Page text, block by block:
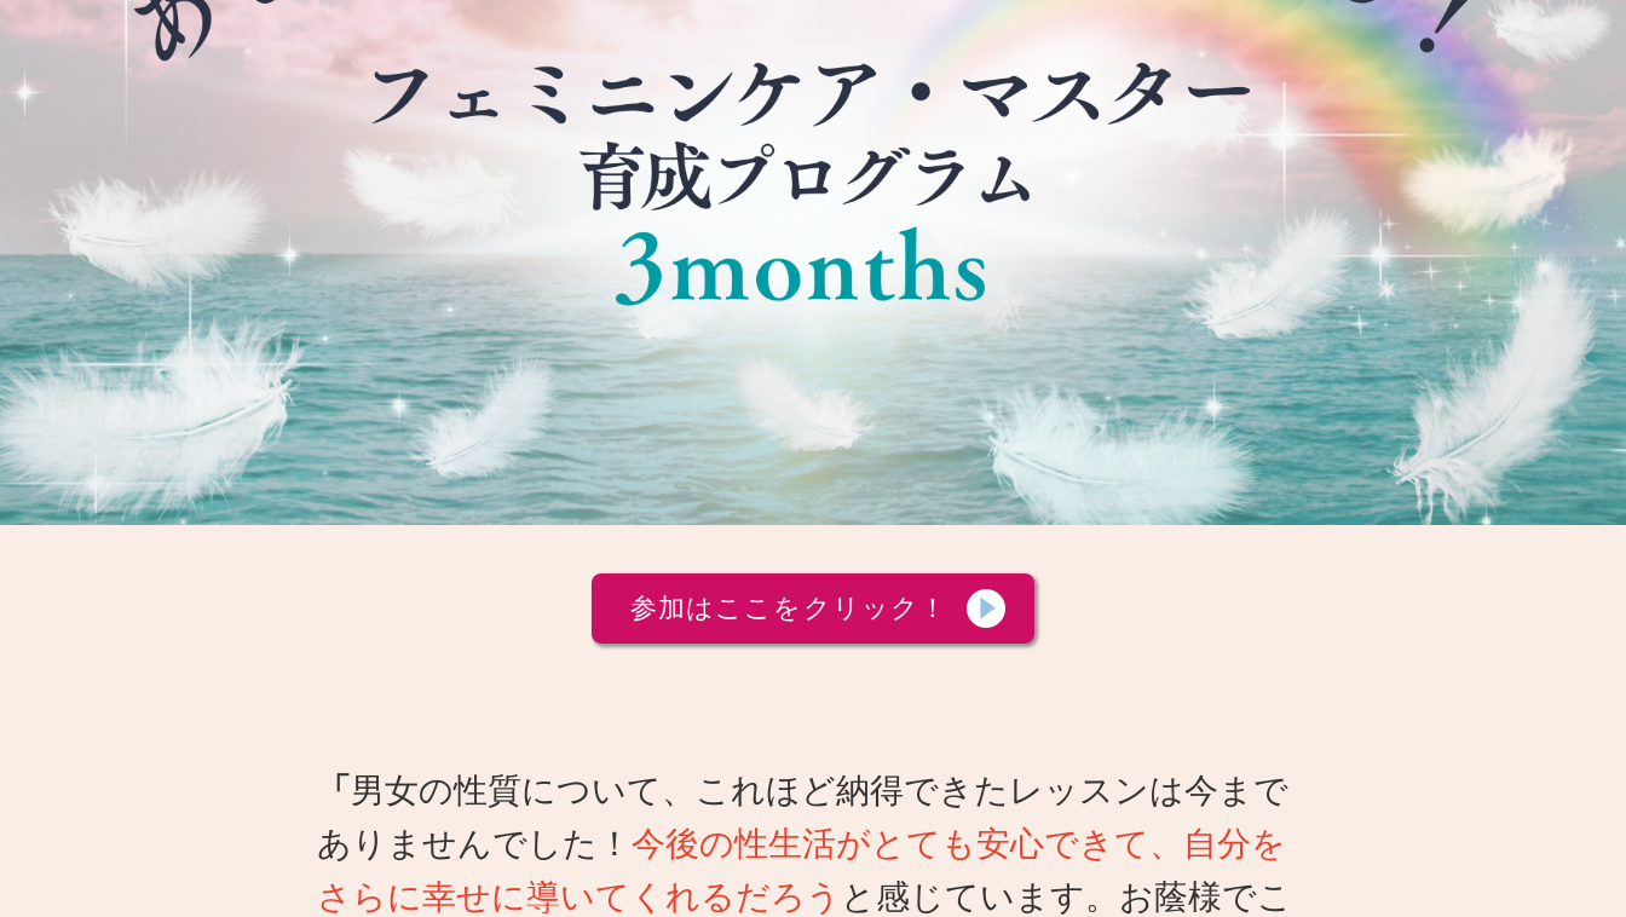
参加はここをクリック！
「 男女の性質について、これほど納得できたレッスンは今まで
ありませんでした！ 今後の性生活がとても安心できて、自分を
さらに幸せに導いてくれるだろう と感じています。お蔭様でこ